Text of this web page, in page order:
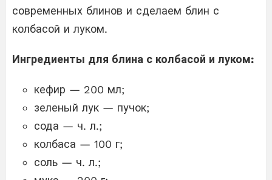
современных блинов и сделаем блин с
колбасой и луком.
Ингредиенты для блина с колбасой и луком:
кефир — 200 мл;
зеленый лук — пучок;
сода — ч. л.;
колбаса — 100 г;
соль — ч. л.;